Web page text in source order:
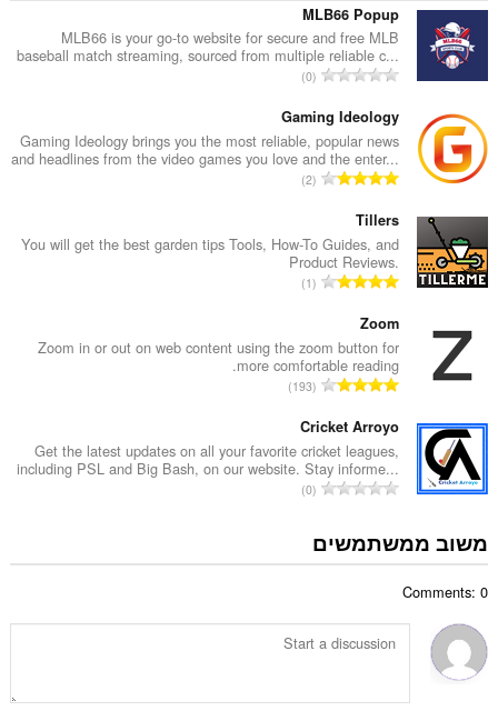
MLB66 Popup
MLB66 is your go-to website for secure and free MLB
baseball match streaming, sourced from multiple reliable c...
מ
פ
ר
ד
י
ג
י
ם
0
Gaming Ideology
Gaming Ideology brings you the most reliable, popular news
and headlines from the video games you love and the enter...
מ
ר
ד
י
ג
י
ם
:
2
Tillers
You will get the best garden tips Tools, How-To Guides, and
Product Reviews.
מ
ר
ד
י
ו
ג
י
ם
1
Zoom
Zoom in or out on web content using the zoom button for
more comfortable reading.
מ
פ
ר
ד
י
ו
ג
:
193
Cricket Arroyo
Get the latest updates on all your favorite cricket leagues,
including PSL and Big Bash, on our website. Stay informe...
מ
ר
ר
ו
0
משוב ממשתמשים
Comments: 0